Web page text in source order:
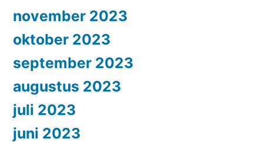
november 2023
oktober 2023
september 2023
augustus 2023
juli 2023
juni 2023